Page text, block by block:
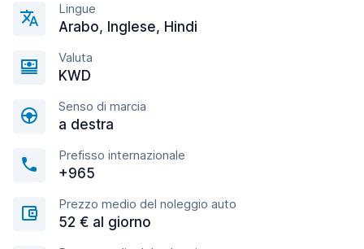
Lingue
Arabo, Inglese, Hindi
Valuta
KWD
Senso di marcia
a destra
Prefisso internazionale
+965
Prezzo medio del noleggio auto
52 € al giorno